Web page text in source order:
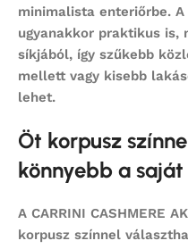
minimalista enteriőrbe.
ugyanakkor praktikus
síkjából, így szűkebb
mellett vagy kisebb
lehet.
Öt korpusz
könnyebb a
A CARRINI CASHMERE
korpusz színnel